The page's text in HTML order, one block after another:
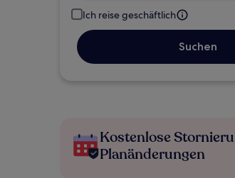
Ich reise geschäftlich
Suchen
Kostenlose
Planänderungen